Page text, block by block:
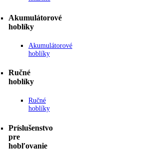
Akumulátorové
hoblíky
Akumulátorové
hoblíky
Ručné
hoblíky
Ručné
hoblíky
Príslušenstvo
pre
hobľovanie